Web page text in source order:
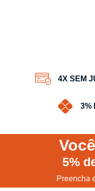
4X SEM
3%
Você
5%
Preencha